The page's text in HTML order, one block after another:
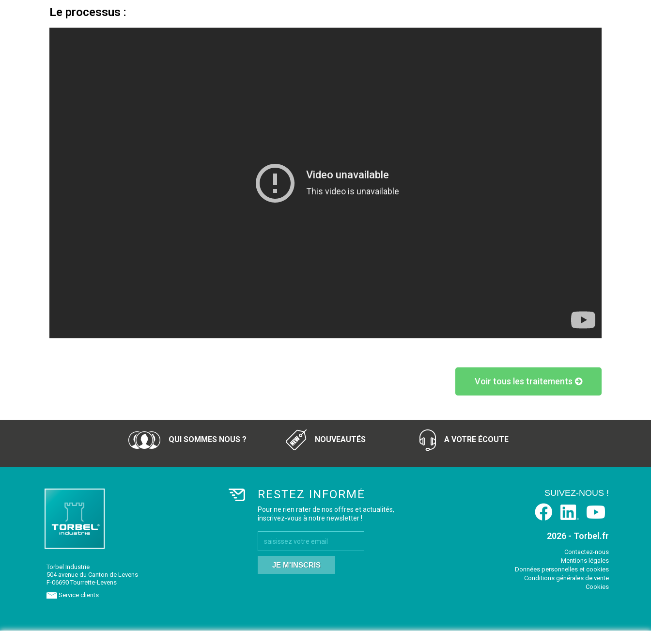
Le processus :
Voir tous les traitements
QUI SOMMES NOUS ? NOUVEAUTÉS A VOTRE ÉCOUTE
Torbel Industrie
504 avenue du Canton de Levens
F-06690 Tourrette-Levens
Service clients
RESTEZ INFORMÉ
Pour ne rien rater de nos offres et actualités,
inscrivez-vous à notre newsletter !
JE M'INSCRIS
SUIVEZ-NOUS !
2026 - Torbel.fr
Contactez-nous
Mentions légales
Données personnelles et cookies
Conditions générales de vente
Cookies